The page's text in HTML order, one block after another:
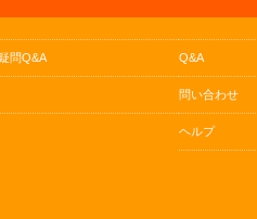
問Q&A Q&A
問い合わせ
ヘルプ